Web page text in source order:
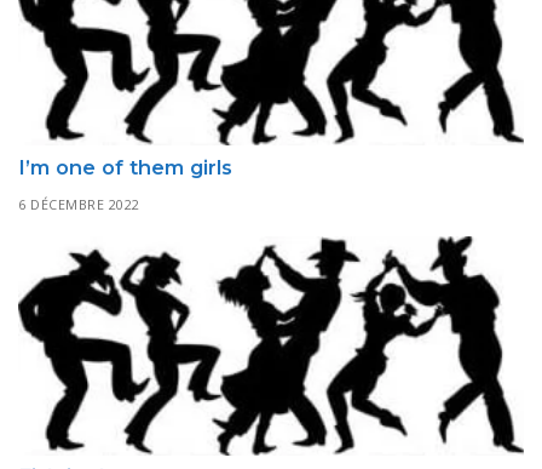
I’m one of them girls
6 DÉCEMBRE 2022